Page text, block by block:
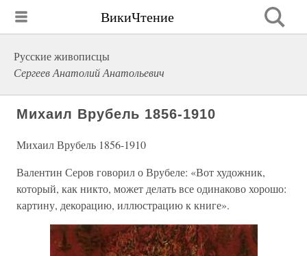
ВикиЧтение
Русские живописцы
Сергеев Анатолий Анатольевич
Михаил Врубель 1856-1910
Михаил Врубель 1856-1910
Валентин Серов говорил о Врубеле: «Вот художник,
который, как никто, может делать все одинаково хорошо:
картину, декорацию, иллюстрацию к книге».